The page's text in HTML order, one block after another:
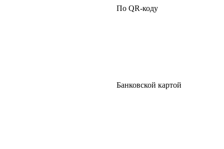
По QR-коду
Банковской картой